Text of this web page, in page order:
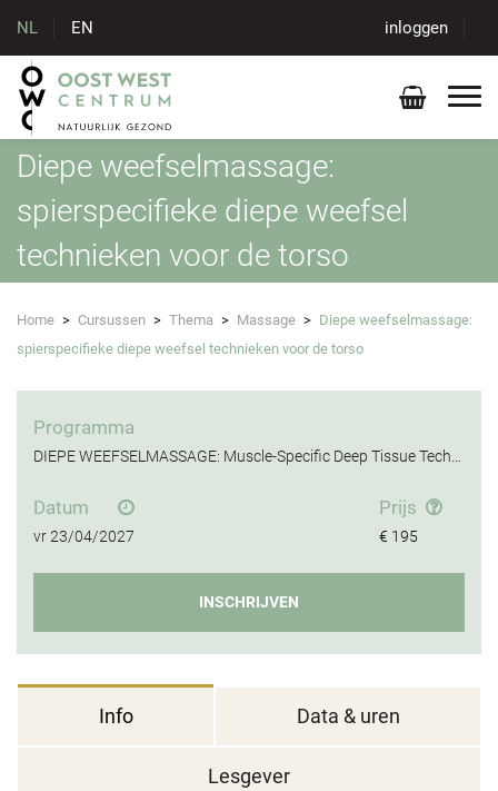
NL EN inloggen
Diepe weefselmassage:
spierspecifieke diepe weefsel
technieken voor de torso
Home > Cursussen > Thema > Massage > Diepe weefselmassage:
spierspecifieke diepe weefsel technieken voor de torso
Programma
Datum
vr23/04/2027
Prijs
€ 195
INSCHRIJVEN
Info Data & uren
Lesgever